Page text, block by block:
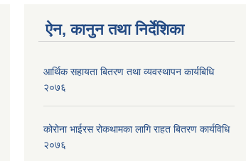
ऐन, कानुन तथा निर्देशिका
आर्थिक सहायता बितरण तथा व्यवस्थापन कार्यबिधि
२०७६
कोरोना भाईरस रोकथामका लागि राहत बितरण कार्यविधि
२०७६